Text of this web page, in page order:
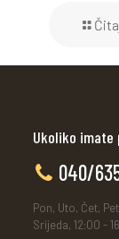
Ukoliko
040/
Pon, Uto, Čet,
Srijeda, 12:00 -